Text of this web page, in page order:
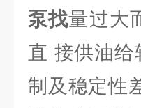
泵找量过大
直 接供油给
制及稳定性